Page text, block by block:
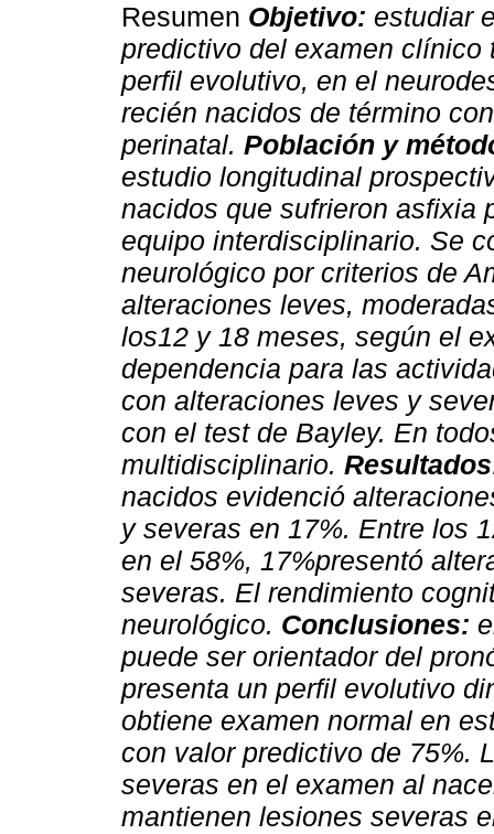
Resumen Objetivo: estudiar
predictivo del examen clínico
perfil evolutivo, en el
recién nacidos de término
perinatal. Población y
estudio longitudinal
nacidos que sufrieron asfixia
equipo interdisciplinario. Se
neurológico por criterios de
alteraciones leves,
los12 y 18 meses, según el
dependencia para las
con alteraciones leves y
con el test de Bayley. En
multidisciplinario.
nacidos evidenció
y severas en 17%. Entre los
en el 58%, 17%presentó
severas. El rendimiento
neurológico. Conclusiones:
puede ser orientador del
presenta un perfil evolutivo
obtiene examen normal en
con valor predictivo de 75%.
severas en el examen al
mantienen lesiones severas